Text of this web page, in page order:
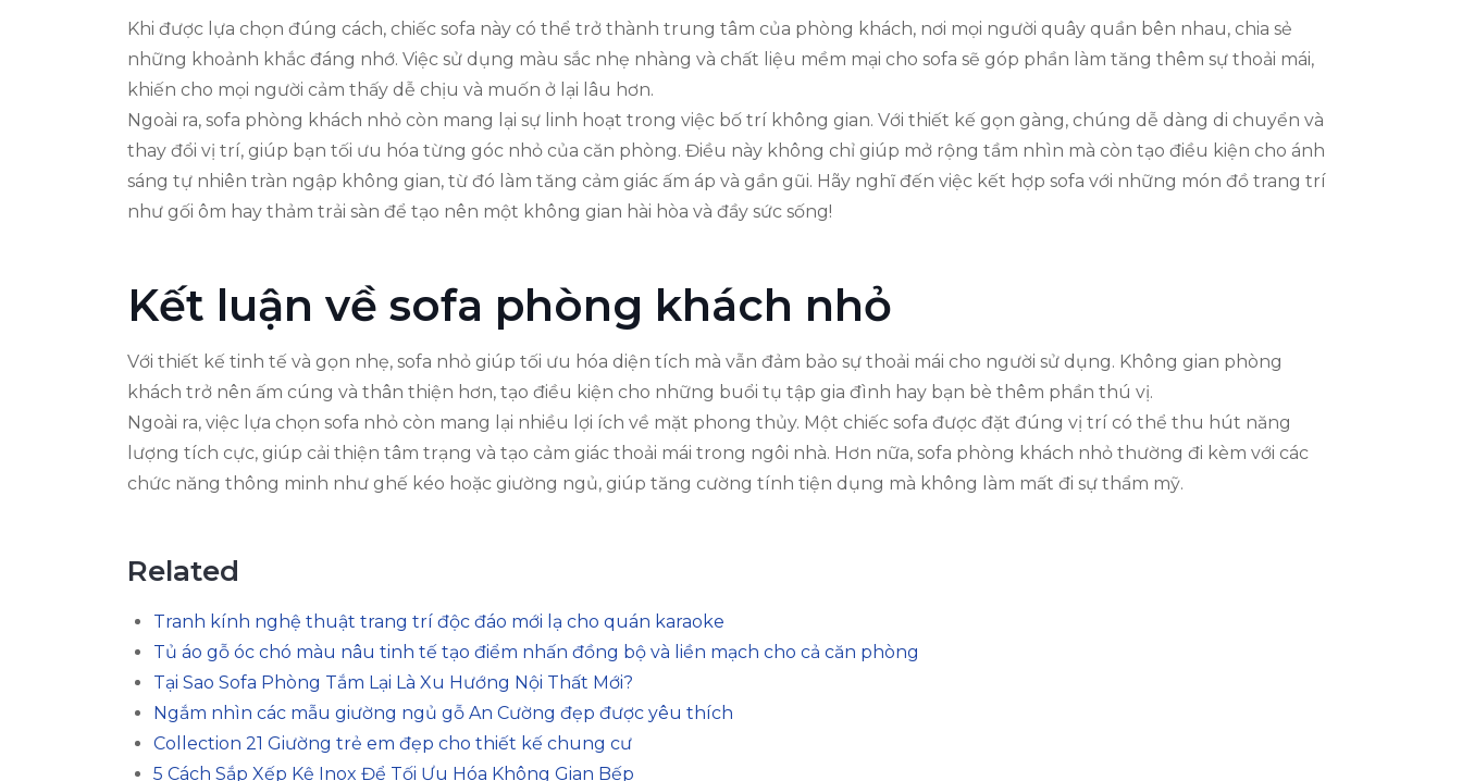
Khi được lựa chọn đúng cách, chiếc sofa này có thể trở thành trung tâm của phòng khách, nơi mọi người quây quần bên nhau, chia sẻ
những khoảnh khắc đáng nhớ. Việc sử dụng màu sắc nhẹ nhàng và chất liệu mềm mại cho sofa sẽ góp phần làm tăng thêm sự thoải mái,
khiến cho mọi người cảm thấy dễ chịu và muốn ở lại lâu hơn.
Ngoài ra, sofa phòng khách nhỏ còn mang lại sự linh hoạt trong việc bố trí không gian. Với thiết kế gọn gàng, chúng dễ dàng di chuyển và
thay đổi vị trí, giúp bạn tối ưu hóa từng góc nhỏ của căn phòng. Điều này không chỉ giúp mở rộng tầm nhìn mà còn tạo điều kiện cho ánh
sáng tự nhiên tràn ngập không gian, từ đó làm tăng cảm giác ấm áp và gần gũi. Hãy nghĩ đến việc kết hợp sofa với những món đồ trang trí
như gối ôm hay thảm trải sàn để tạo nên một không gian hài hòa và đầy sức sống!
Kết luận về sofa phòng khách nhỏ
Với thiết kế tinh tế và gọn nhẹ, sofa nhỏ giúp tối ưu hóa diện tích mà vẫn đảm bảo sự thoải mái cho người sử dụng. Không gian phòng
khách trở nên ấm cúng và thân thiện hơn, tạo điều kiện cho những buổi tụ tập gia đình hay bạn bè thêm phần thú vị.
Ngoài ra, việc lựa chọn sofa nhỏ còn mang lại nhiều lợi ích về mặt phong thủy. Một chiếc sofa được đặt đúng vị trí có thể thu hút năng
lượng tích cực, giúp cải thiện tâm trạng và tạo cảm giác thoải mái trong ngôi nhà. Hơn nữa, sofa phòng khách nhỏ thường đi kèm với các
chức năng thông minh như ghế kéo hoặc giường ngủ, giúp tăng cường tính tiện dụng mà không làm mất đi sự thẩm mỹ.
Related
Tranh kính nghệ thuật trang trí độc đáo mới lạ cho quán karaoke
Tủ áo gỗ óc chó màu nâu tinh tế tạo điểm nhấn đồng bộ và liền mạch cho cả căn phòng
Tại Sao Sofa Phòng Tắm Lại Là Xu Hướng Nội Thất Mới?
Ngắm nhìn các mẫu giường ngủ gỗ An Cường đẹp được yêu thích
Collection 21 Giường trẻ em đẹp cho thiết kế chung cư
5 Cách Sắp Xếp Kệ Inox Để Tối Ưu Hóa Không Gian Bếp